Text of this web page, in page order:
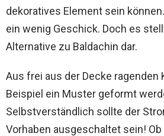
dekoratives Element sein
ein wenig Geschick. Doch es
Alternative zu Baldachin dar.
Aus frei aus der Decke ragenden
Beispiel ein Muster geformt
Selbstverständlich sollte der
Vorhaben ausgeschaltet sein!